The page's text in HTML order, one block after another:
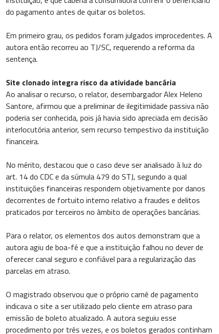
do pagamento antes de quitar os boletos.
Em primeiro grau, os pedidos foram julgados improcedentes. A
autora então recorreu ao TJ/SC, requerendo a reforma da
sentença.
Site clonado integra risco da atividade bancária
Ao analisar o recurso, o relator, desembargador Alex Heleno
Santore, afirmou que a preliminar de ilegitimidade passiva não
poderia ser conhecida, pois já havia sido apreciada em decisão
interlocutória anterior, sem recurso tempestivo da instituição
financeira.
No mérito, destacou que o caso deve ser analisado à luz do
art. 14 do CDC e da súmula 479 do STJ, segundo a qual
instituições financeiras respondem objetivamente por danos
decorrentes de fortuito interno relativo a fraudes e delitos
praticados por terceiros no âmbito de operações bancárias.
Para o relator, os elementos dos autos demonstram que a
autora agiu de boa-fé e que a instituição falhou no dever de
oferecer canal seguro e confiável para a regularização das
parcelas em atraso.
O magistrado observou que o próprio carnê de pagamento
indicava o site a ser utilizado pelo cliente em atraso para
emissão de boleto atualizado. A autora seguiu esse
procedimento por três vezes, e os boletos gerados continham